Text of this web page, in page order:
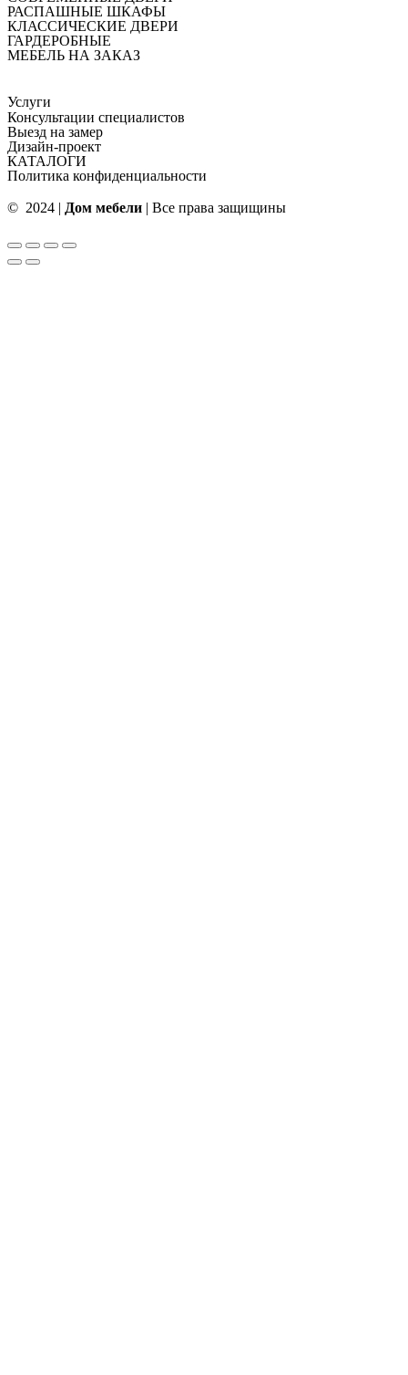
РАСПАШНЫЕ ШКАФЫ
КЛАССИЧЕСКИЕ ДВЕРИ
ГАРДЕРОБНЫЕ
МЕБЕЛЬ НА ЗАКАЗ
Услуги
Консультации специалистов
Выезд на замер
Дизайн-проект
КАТАЛОГИ
Политика конфиденциальности
© 2024 | Дом мебели | Все права защищины